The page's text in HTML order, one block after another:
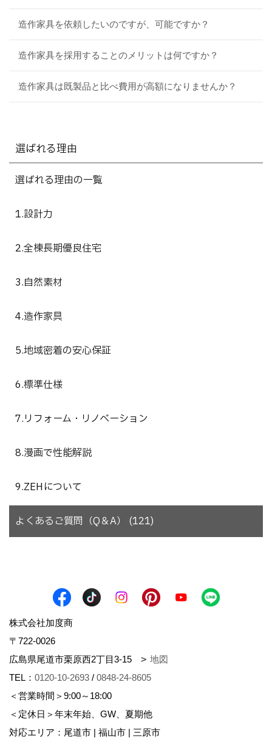
造作家具を依頼したいのですが、可能ですか？
造作家具を採用することのメリットは何ですか？
造作家具は既製品と比べ費用が高額になりませんか？
選ばれる理由
選ばれる理由の一覧
1.設計力
2.全棟長期優良住宅
3.自然素材
4.造作家具
5.地域密着の安心保証
6.標準仕様
7.リフォーム・リノベーション
8.漫画で性能解説
9.ZEHについて
よくあるご質問（Q＆A） (121)
株式会社加度商
〒722-0026
広島県尾道市栗原西2丁目3-15
地図
TEL： 0120-10-2693 / 0848-24-8605
＜営業時間＞9:00～18:00
＜定休日＞年末年始、GW、夏期他
対応エリア：尾道市 | 福山市 | 三原市